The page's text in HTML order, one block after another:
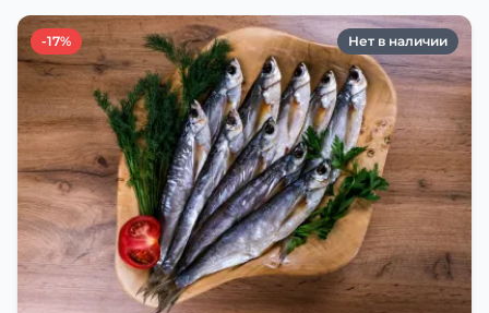
-17% Нет в наличии